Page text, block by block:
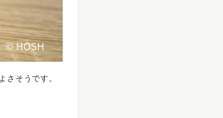
さそうです。